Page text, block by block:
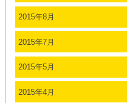
2015年8月
2015年7月
2015年5月
2015年4月